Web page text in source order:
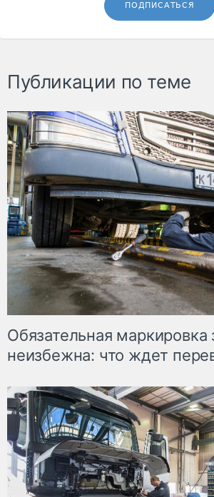
ПОДПИСАТЬСЯ
Публикации по теме
Обязательная маркировка
неизбежна: что ждет